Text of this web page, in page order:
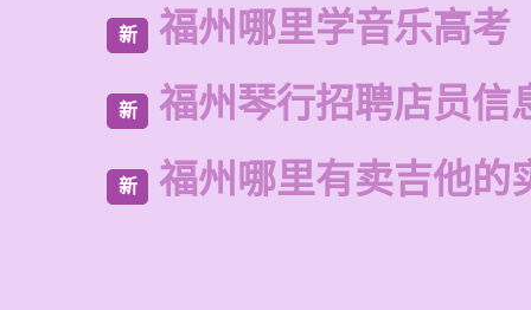
新 福州哪里学音乐高考
新 福州琴行招聘店员信
新 福州哪里有卖吉他的